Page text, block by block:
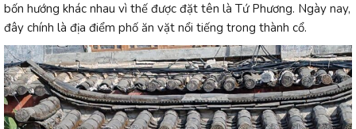
bốn hướng khác nhau vì thế được đặt tên là Tứ Phương. Ngày nay,
đây chính là địa điểm phố ăn vặt nổi tiếng trong thành cổ.